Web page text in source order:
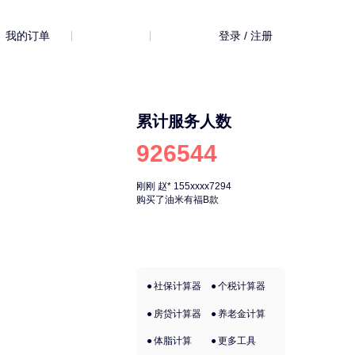
订单 登录 / 注册
累计服务人数
926544
刚刚 赵* 155xxxx7294
购买了油米有福B款
社保计算器 个税计算器
房贷计算器 养老金计算
体脂计算 更多工具